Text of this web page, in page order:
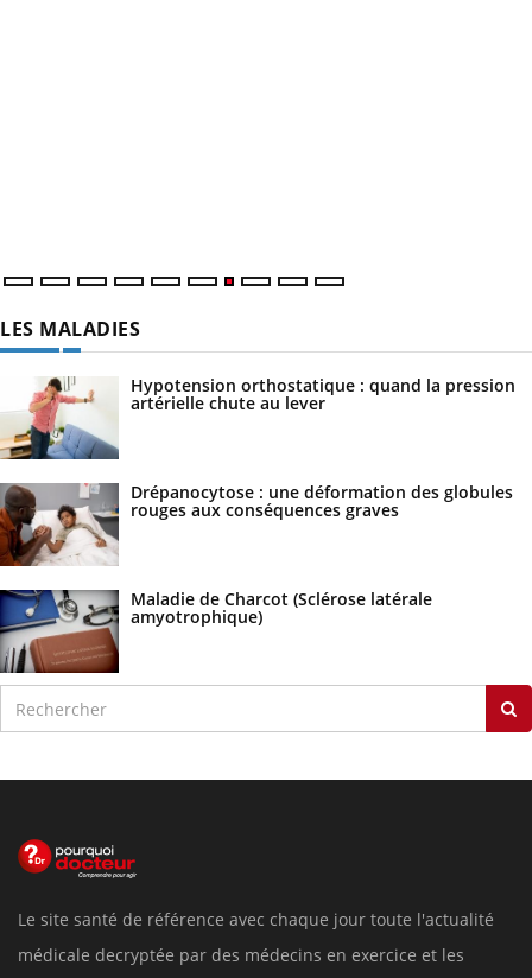
LES MALADIES
Hypotension orthostatique : quand la pression
artérielle chute au lever
Drépanocytose : une déformation des globules
rouges aux conséquences graves
Maladie de Charcot (Sclérose latérale
amyotrophique)
Le site santé de référence avec chaque jour toute l'actualité
médicale decryptée par des médecins en exercice et les